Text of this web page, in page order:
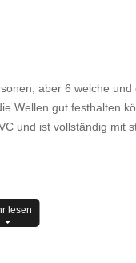
aber 6 weiche und
Wellen gut festhalten
und ist vollständig mit
lesen